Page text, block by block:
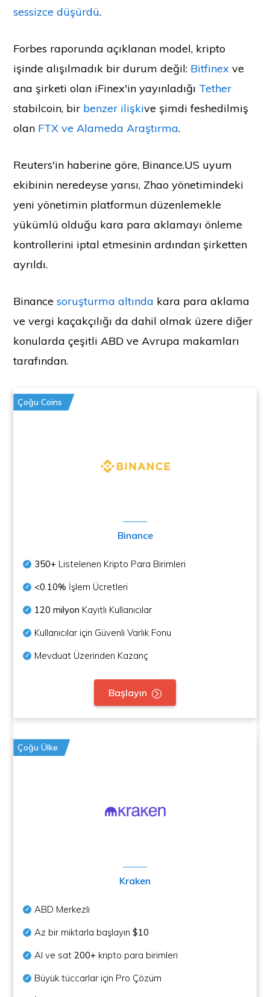
sessizce düşürdü.
Forbes raporunda açıklanan model, kripto
işinde alışılmadık bir durum değil: Bitfinex ve
ana şirketi olan iFinex'in yayınladığı Tether
stabilcoin, bir benzer ilişkive şimdi feshedilmiş
olan FTX ve Alameda Araştırma.
Reuters'in haberine göre, Binance.US uyum
ekibinin neredeyse yarısı, Zhao yönetimindeki
yeni yönetimin platformun düzenlemekle
yükümlü olduğu kara para aklamayı önleme
kontrollerini iptal etmesinin ardından şirketten
ayrıldı.
Binancesoruşturma altında kara para aklama
ve vergi kaçakçılığı da dahil olmak üzere diğer
konularda çeşitli ABD ve Avrupa makamları
tarafından.
Çoğu Coins
Binance
350+ Listelenen Kripto Para Birimleri
<0.10% İşlem Ücretleri
120 milyon Kayıtlı Kullanıcılar
Kullanıcılar için Güvenli Varlık Fonu
Mevduat Üzerinden Kazanç
Başlayın
Çoğu Ülke
Kraken
ABD Merkezli
Az bir miktarla başlayın$10
Al ve sat200+ kripto para birimleri
Büyük tüccarlar için Pro Çözüm